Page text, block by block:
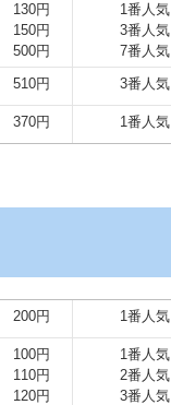
130円
150円
500円
1番人気
3番人気
7番人気
510円 3番人気
370円 1番人気
200円 1番人気
100円
110円
120円
1番人気
2番人気
3番人気